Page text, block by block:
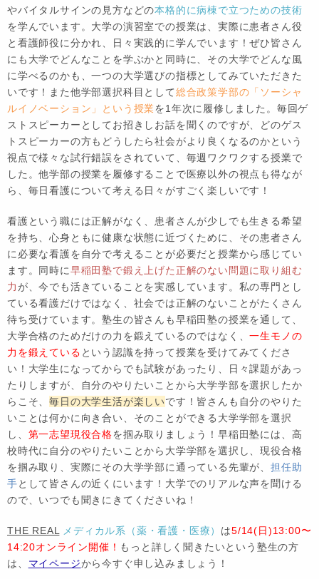
やバイタルサインの見方などの本格的に病棟で立つための技術
を学んでいます。大学の演習室での授業は、実際に患者さん役
と看護師役に分かれ、日々実践的に学んでいます！ぜひ皆さん
にも大学でどんなことを学ぶかと同時に、その大学でどんな風
に学べるのかも、一つの大学選びの指標としてみていただきた
いです！また他学部選択科目として総合政策学部の「ソーシャ
ルイノベーション」という授業を1年次に履修しました。毎回ゲ
ストスピーカーとしてお招きしお話を聞くのですが、どのゲス
トスピーカーの方もどうしたら社会がより良くなるのかという
視点で様々な試行錯誤をされていて、毎週ワクワクする授業で
した。他学部の授業を履修することで医療以外の視点も得なが
ら、毎日看護について考える日々がすごく楽しいです！
看護という職には正解がなく、患者さんが少しでも生きる希望
を持ち、心身ともに健康な状態に近づくために、その患者さん
に必要な看護を自分で考えることが必要だと授業から感じてい
ます。同時に早稲田塾で鍛え上げた正解のない問題に取り組む
力 が、今でも活きていることを実感しています。私の専門とし
ている看護だけではなく、社会では正解のないことがたくさん
待ち受けています。塾生の皆さんも早稲田塾の授業を通して、
大学合格のためだけの力を鍛えているのではなく、一生モノの
力を鍛えている という認識を持って授業を受けてみてくださ
い！大学生になってからでも試験があったり、日々課題があっ
たりしますが、自分のやりたいことから大学学部を選択したか
らこそ、毎日の大学生活が楽しいです！皆さんも自分のやりた
いことは何かに向き合い、そのことができる大学学部を選択
し、 第一志望現役合格を掴み取りましょう！早稲田塾には、高
校時代に自分のやりたいことから大学学部を選択し、現役合格
を掴み取り、実際にその大学学部に通っている先輩が、担任助
手として皆さんの近くにいます！大学でのリアルな声を聞ける
ので、いつでも聞きにきてくださいね！
THE REAL メディカル系（薬・看護・医療） は5/14(日)13:00〜
14:20オンライン開催！ もっと詳しく聞きたいという塾生の方
は、 マイページから今すぐ申し込みましょう！